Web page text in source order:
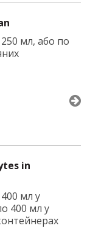
мл, або по
in
мл у
400 мл у